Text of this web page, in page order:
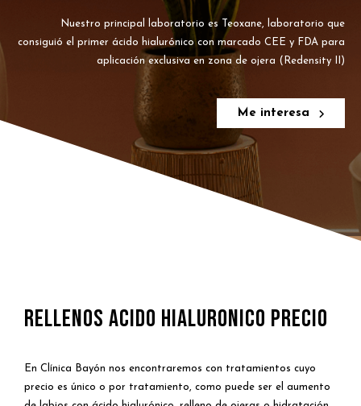
Nuestro principal laboratorio es Teoxane, laboratorio que
consiguió el primer ácido hialurónico con marcado CEE y FDA para
aplicación exclusiva en zona de ojera (Redensity II)
Me interesa
RELLENOS ACIDO HIALURONICO PRECIO
En Clínica Bayón nos encontraremos con tratamientos cuyo
precio es único o por tratamiento, como puede ser el aumento